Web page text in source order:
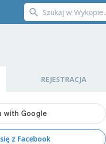
REJESTRACJA
z Facebook